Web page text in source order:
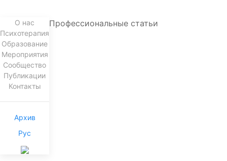
О нас
Психотерапия
Образование
Мероприятия
Сообщество
Публикации
Контакты
Архив
Рус
Профессиональные статьи